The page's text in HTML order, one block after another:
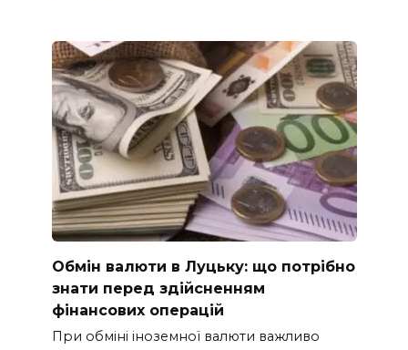
Обмін валюти в Луцьку: що потрібно
знати перед здійсненням
фінансових операцій
При обміні іноземної валюти важливо